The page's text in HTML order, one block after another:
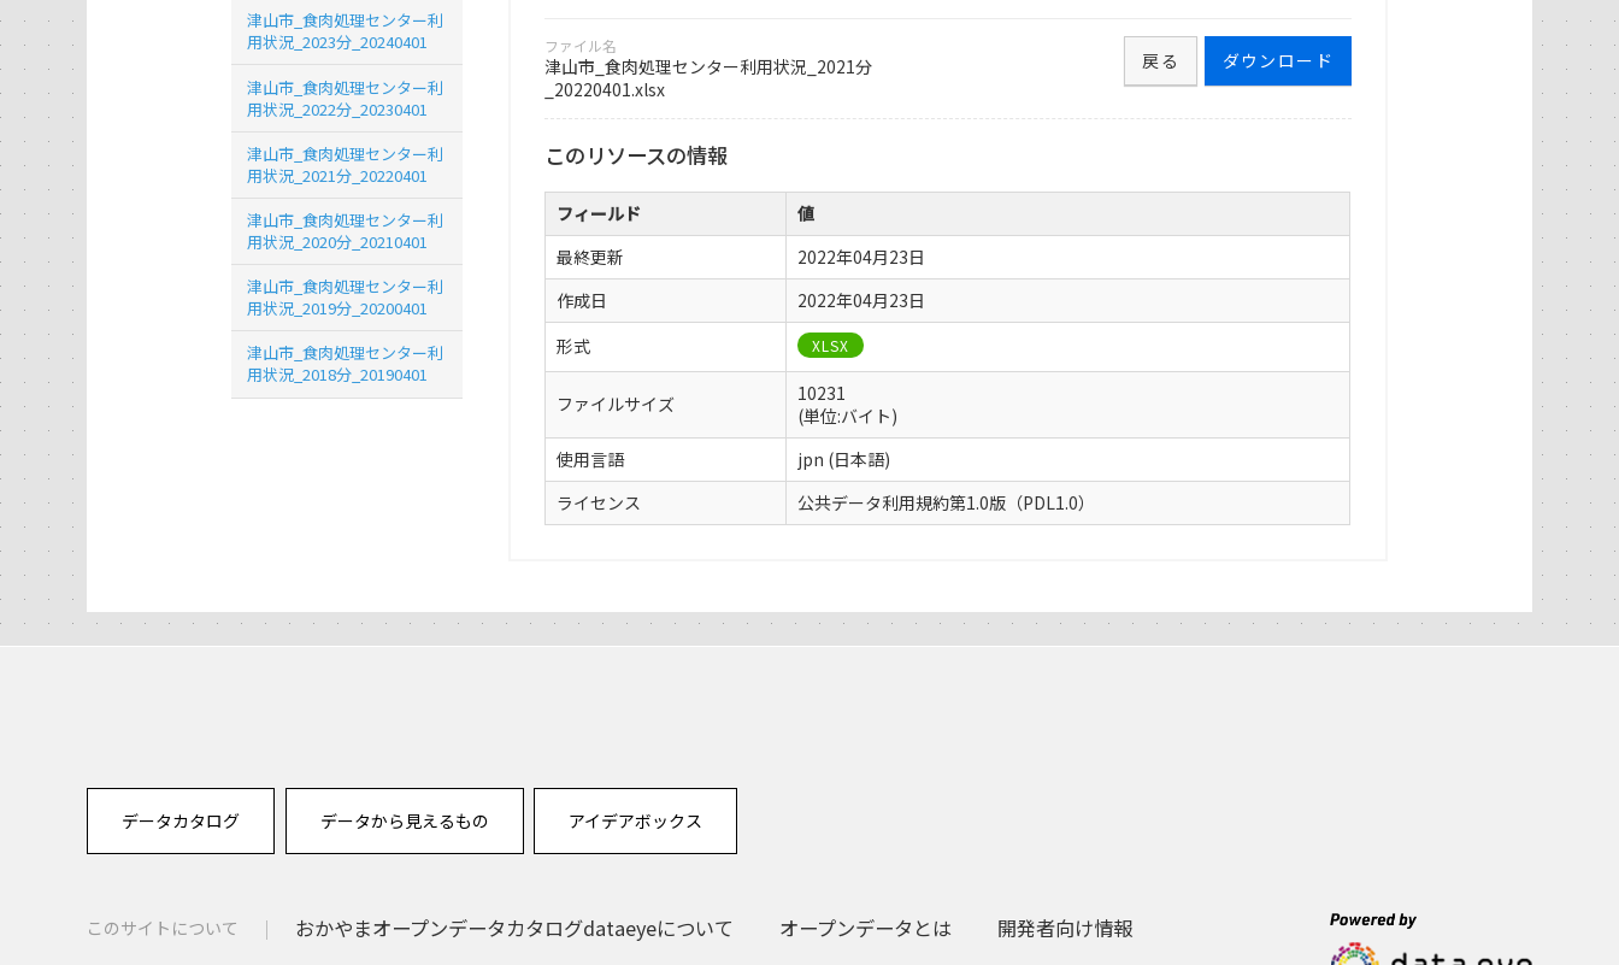
ファイル名
津山市_食肉処理センター利用状況_2021分
_20220401.xlsx
ダウンロード
戻る
このリソースの情報
フィールド
値
最終更新
2022年04月23日
作成日
2022年04月23日
形式
XLSX
ファイルサイズ
10231
(単位:バイト)
使用言語
jpn (日本語)
ライセンス
公共データ利用規約第1.0版（PDL1.0）
津山市_食肉処理センター利
用状況_2023分_20240401
津山市_食肉処理センター利
用状況_2022分_20230401
津山市_食肉処理センター利
用状況_2021分_20220401
津山市_食肉処理センター利
用状況_2020分_20210401
津山市_食肉処理センター利
用状況_2019分_20200401
津山市_食肉処理センター利
用状況_2018分_20190401
データカタログ データから見えるもの アイデアボックス
このサイトについて おかやまオープンデータカタログdataeyeについて オープンデータとは 開発者向け情報